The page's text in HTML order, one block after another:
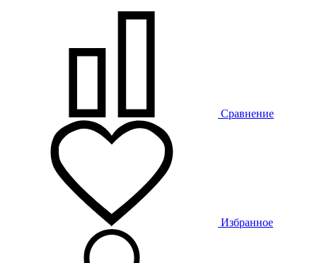
Сравнение
Избранное